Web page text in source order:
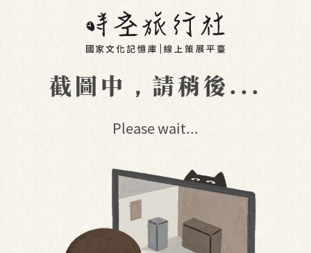
截圖中，請稍後...
Please wait...